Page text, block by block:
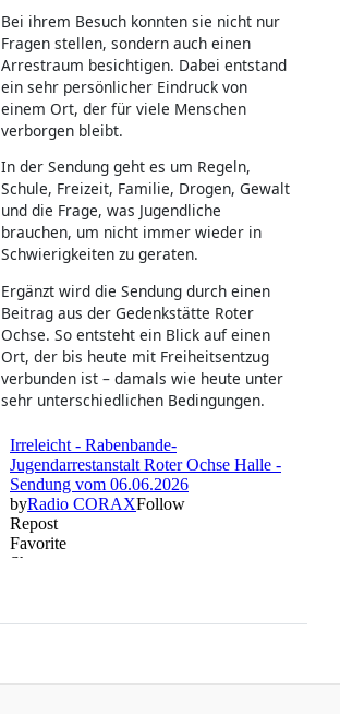
Bei ihrem Besuch konnten sie nicht nur
Fragen stellen, sondern auch einen
Arrestraum besichtigen. Dabei entstand
ein sehr persönlicher Eindruck von
einem Ort, der für viele Menschen
verborgen bleibt.
In der Sendung geht es um Regeln,
Schule, Freizeit, Familie, Drogen, Gewalt
und die Frage, was Jugendliche
brauchen, um nicht immer wieder in
Schwierigkeiten zu geraten.
Ergänzt wird die Sendung durch einen
Beitrag aus der Gedenkstätte Roter
Ochse. So entsteht ein Blick auf einen
Ort, der bis heute mit Freiheitsentzug
verbunden ist – damals wie heute unter
sehr unterschiedlichen Bedingungen.